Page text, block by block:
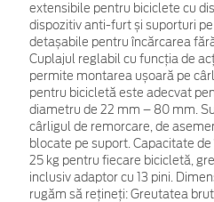
extensibile pentru biciclete cu
dispozitiv anti-furt și suporturi
detașabile pentru încărcarea
Cuplajul reglabil cu funcția de
permite montarea ușoară pe
pentru bicicletă este adecvat
diametru de 22 mm – 80 mm.
cârligul de remorcare, de
blocate pe suport. Capacitate
25 kg pentru fiecare bicicletă,
inclusiv adaptor cu 13 pini.
rugăm să reţineţi: Greutatea